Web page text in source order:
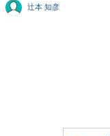
辻本 知彦